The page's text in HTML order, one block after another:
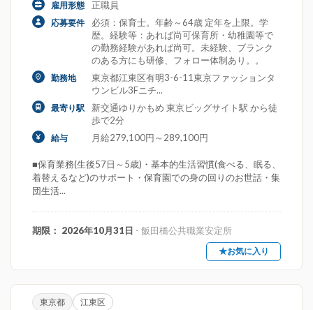
雇用形態 正職員
応募要件
必須：保育士。年齢～64歳 定年を上限。学
歴。経験等：あれば尚可保育所・幼稚園等で
の勤務経験があれば尚可。未経験、ブランク
のある方にも研修、フォロー体制あり。。
勤務地
東京都江東区有明3-6-11東京ファッションタ
ウンビル3Fニチ...
最寄り駅
新交通ゆりかもめ 東京ビッグサイト駅 から徒
歩で2分
給与 月給279,100円～289,100円
■保育業務(生後57日～5歳)・基本的生活習慣(食べる、眠る、
着替えるなど)のサポート・保育園での身の回りのお世話・集
団生活...
期限： 2026年10月31日 - 飯田橋公共職業安定所
★お気に入り
東京都 江東区